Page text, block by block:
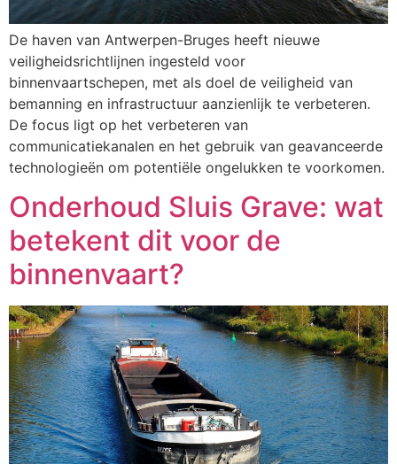
De haven van Antwerpen-Bruges heeft nieuwe
veiligheidsrichtlijnen ingesteld voor
binnenvaartschepen, met als doel de veiligheid van
bemanning en infrastructuur aanzienlijk te verbeteren.
De focus ligt op het verbeteren van
communicatiekanalen en het gebruik van geavanceerde
technologieën om potentiële ongelukken te voorkomen.
Onderhoud Sluis Grave: wat
betekent dit voor de
binnenvaart?